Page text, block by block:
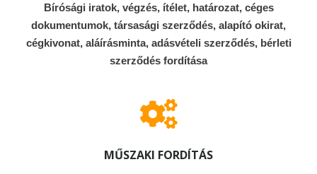
Bírósági iratok, végzés, ítélet, határozat, céges
dokumentumok, társasági szerződés, alapító okirat,
cégkivonat, aláírásminta, adásvételi szerződés, bérleti
szerződés fordítása
MŰSZAKI FORDÍTÁS